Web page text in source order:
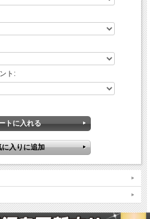
4月
4月
なります。ご購入の際は、適合する項目を
ト: